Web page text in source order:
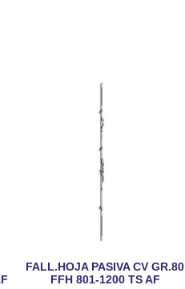
FALL.HOJA PASIVA CV GR.80
FFH 801-1200 TS AF